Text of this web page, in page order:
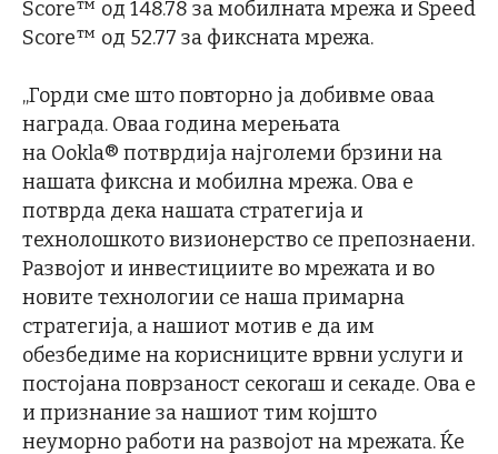
Score™️ од 148.78 за мобилната мрежа и Speed
Score™️ од 52.77 за фиксната мрежа.
„Горди сме што повторно ја добивме оваа
награда. Оваа година мерењата
на Ookla® потврдија најголеми брзини на
нашата фиксна и мобилна мрежа. Ова е
потврда дека нашата стратегија и
технолошкото визионерство се препознаени.
Развојот и инвестициите во мрежата и во
новите технологии се наша примарна
стратегија, а нашиот мотив е да им
обезбедиме на корисниците врвни услуги и
постојана поврзаност секогаш и секаде. Ова е
и признание за нашиот тим којшто
неуморно работи на развојот на мрежата. Ќе